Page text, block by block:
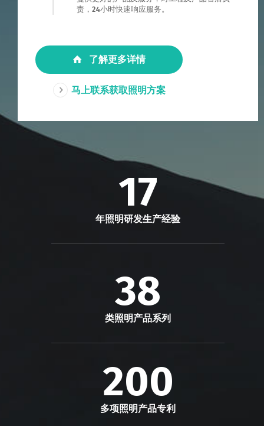
责，24小时快速响应服务。
了解更多详情
马上联系获取照明方案
17
年照明研发生产经验
38
类照明产品系列
200
多项照明产品专利